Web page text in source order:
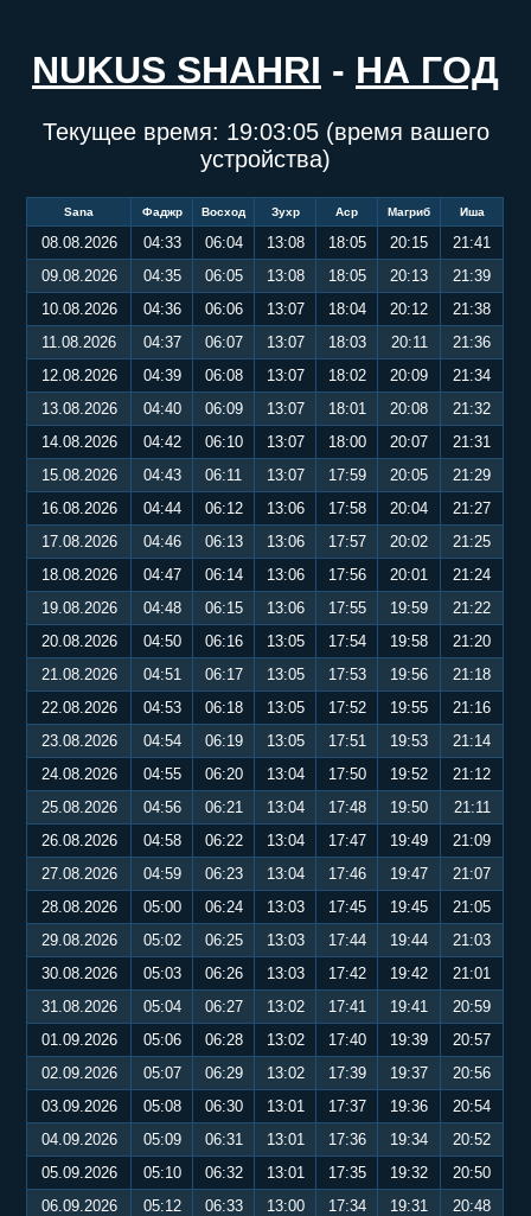
NUKUS SHAHRI - НА ГОД
Текущее время: 19:03:06(время вашего
устройства)
Sana Фаджр Восход Зухр Аср Магриб Иша
08.08.2026 04:33 06:04 13:08 18:05 20:15
21:41
09.08.2026
04:35 06:05 13:08 18:05 20:13
21:39
10.08.2026
04:36 06:06 13:07 18:04 20:12
21:38
11.08.2026
04:37 06:07 13:07 18:03 20:11
21:36
12.08.2026
04:39 06:08 13:07 18:02 20:09
21:34
13.08.2026
04:40 06:09 13:07 18:01 20:08
21:32
14.08.2026
04:42 06:10 13:07 18:00 20:07
21:31
15.08.2026
04:43 06:11 13:07 17:59 20:05
21:29
16.08.2026
04:44 06:12 13:06 17:58 20:04
21:27
17.08.2026
04:46 06:13 13:06 17:57 20:02
21:25
18.08.2026
04:47 06:14 13:06 17:56 20:01
21:24
19.08.2026
04:48 06:15 13:06 17:55 19:59
21:22
20.08.2026
04:50 06:16 13:05 17:54 19:58
21:20
21.08.2026
04:51 06:17 13:05 17:53 19:56
21:18
22.08.2026
04:53 06:18 13:05 17:52 19:55
21:16
23.08.2026
04:54 06:19 13:05 17:51 19:53
21:14
24.08.2026
04:55 06:20 13:04 17:50 19:52
21:12
25.08.2026
04:56 06:21 13:04 17:48 19:50
21:11
26.08.2026
04:58 06:22 13:04 17:47 19:49
21:09
27.08.2026
04:59 06:23 13:04 17:46 19:47
21:07
28.08.2026
05:00 06:24 13:03 17:45 19:45
21:05
29.08.2026
05:02 06:25 13:03 17:44 19:44
21:03
30.08.2026
05:03 06:26 13:03 17:42 19:42
21:01
31.08.2026
05:04 06:27 13:02 17:41 19:41
20:59
01.09.2026
05:06 06:28 13:02 17:40 19:39
20:57
02.09.2026
05:07 06:29 13:02 17:39 19:37
20:56
03.09.2026
05:08 06:30 13:01 17:37 19:36
20:54
04.09.2026
05:09 06:31 13:01 17:36 19:34
20:52
05.09.2026
05:10 06:32 13:01 17:35 19:32
20:50
06.09.2026
05:12 06:33 13:00 17:34 19:31
20:48